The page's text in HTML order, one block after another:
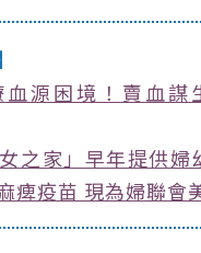
血源困境！賣血謀
之家」早年提供婦
痺疫苗 現為婦聯會